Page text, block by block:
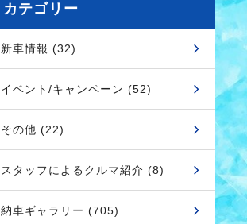
カテゴリー
新車情報 (32)
イベント/キャンペーン (52)
その他 (22)
スタッフによるクルマ紹介 (8)
納車ギャラリー (705)